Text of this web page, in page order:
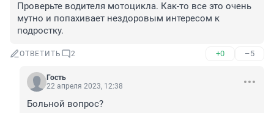
Проверьте водителя мотоцикла. Как-то все это очень
мутно и попахивает нездоровым интересом к
подростку.
ОТВЕТИТЬ 2 +0 –5
Гость
22 апреля 2023, 12:38
Больной вопрос?